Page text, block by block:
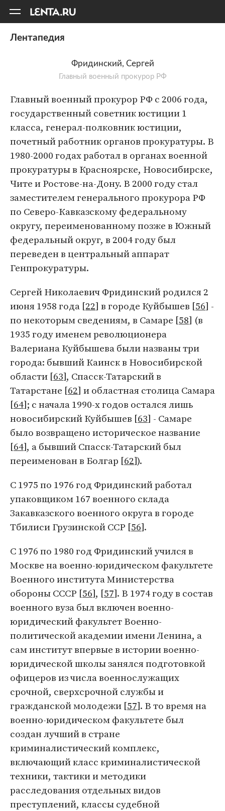
Лентапедия
Фридинский, Сергей
Главный военный прокурор РФ
Главный военный прокурор РФ с 2006 года,
государственный советник юстиции 1
класса, генерал-полковник юстиции,
почетный работник органов прокуратуры. В
1980-2000 годах работал в органах военной
прокуратуры в Красноярске, Новосибирске,
Чите и Ростове-на-Дону. В 2000 году стал
заместителем генерального прокурора РФ
по Северо-Кавказскому федеральному
округу, переименованному позже в Южный
федеральный округ, в 2004 году был
переведен в центральный аппарат
Генпрокуратуры.
Сергей Николаевич Фридинский родился 2
июня 1958 года [22] в городе Куйбышев [56] -
по некоторым сведениям, в Самаре [58] (в
1935 году именем революционера
Валериана Куйбышева были названы три
города: бывший Каинск в Новосибирской
области [63], Спасск-Татарский в
Татарстане [62] и областная столица Самара
[64]; с начала 1990-х годов остался лишь
новосибирский Куйбышев [63] - Самаре
было возвращено историческое название
[64], а бывший Спасск-Татарский был
переименован в Болгар [62]).
С 1975 по 1976 год Фридинский работал
упаковщиком 167 военного склада
Закавказского военного округа в городе
Тбилиси Грузинской ССР [56].
C 1976 по 1980 год Фридинский учился в
Москве на военно-юридическом факультете
Военного института Министерства
обороны СССР [56], [57]. В 1974 году в состав
военного вуза был включен военно-
юридический факультет Военно-
политической академии имени Ленина, а
сам институт впервые в истории военно-
юридической школы занялся подготовкой
офицеров из числа военнослужащих
срочной, сверхсрочной службы и
гражданской молодежи [57]. В то время на
военно-юридическом факультете был
создан лучший в стране
криминалистический комплекс,
включающий класс криминалистической
техники, тактики и методики
расследования отдельных видов
преступлений, классы судебной